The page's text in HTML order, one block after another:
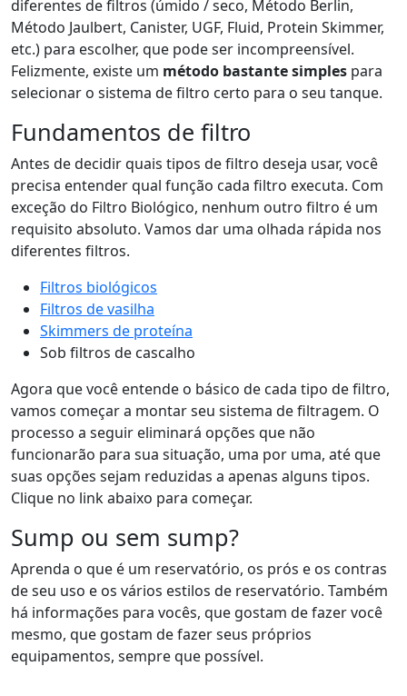
diferentes de filtros (úmido / seco, Método Berlin,
Método Jaulbert, Canister, UGF, Fluid, Protein Skimmer,
etc.) para escolher, que pode ser incompreensível.
Felizmente, existe um método bastante simples para
selecionar o sistema de filtro certo para o seu tanque.
Fundamentos de filtro
Antes de decidir quais tipos de filtro deseja usar, você
precisa entender qual função cada filtro executa. Com
exceção do Filtro Biológico, nenhum outro filtro é um
requisito absoluto. Vamos dar uma olhada rápida nos
diferentes filtros.
Filtros biológicos
Filtros de vasilha
Skimmers de proteína
Sob filtros de cascalho
Agora que você entende o básico de cada tipo de filtro,
vamos começar a montar seu sistema de filtragem. O
processo a seguir eliminará opções que não
funcionarão para sua situação, uma por uma, até que
suas opções sejam reduzidas a apenas alguns tipos.
Clique no link abaixo para começar.
Sump ou sem sump?
Aprenda o que é um reservatório, os prós e os contras
de seu uso e os vários estilos de reservatório. Também
há informações para vocês, que gostam de fazer você
mesmo, que gostam de fazer seus próprios
equipamentos, sempre que possível.